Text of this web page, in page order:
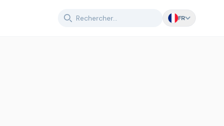
FR